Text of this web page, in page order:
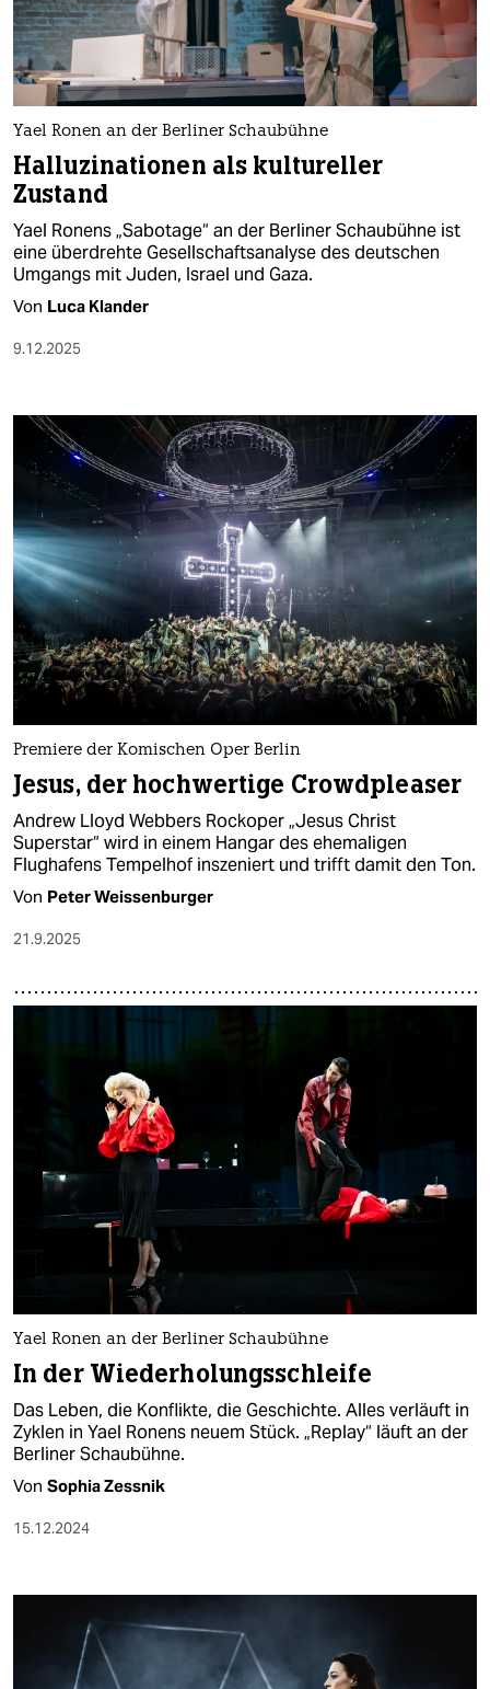
nord
wahrheit
verlag
verlag
veranstaltungen
shop
abo
genossenschaft
epaper login
Yael Ronen an der Berliner Schaubühne
Halluzinationen als kultureller
Zustand
Yael Ronens „Sabotage“ an der Berliner Schaubühne ist
eine überdrehte Gesellschaftsanalyse des deutschen
Umgangs mit Juden, Israel und Gaza.
Von Luca Klander
9.12.2025
Premiere der Komischen Oper Berlin
Jesus, der hochwertige Crowdpleaser
Andrew Lloyd Webbers Rockoper „Jesus Christ
Superstar“ wird in einem Hangar des ehemaligen
Flughafens Tempelhof inszeniert und trifft damit den Ton.
Von Peter Weissenburger
21.9.2025
Yael Ronen an der Berliner Schaubühne
In der Wiederholungsschleife
Das Leben, die Konflikte, die Geschichte. Alles verläuft in
Zyklen in Yael Ronens neuem Stück. „Replay“ läuft an der
Berliner Schaubühne.
Von Sophia Zessnik
15.12.2024